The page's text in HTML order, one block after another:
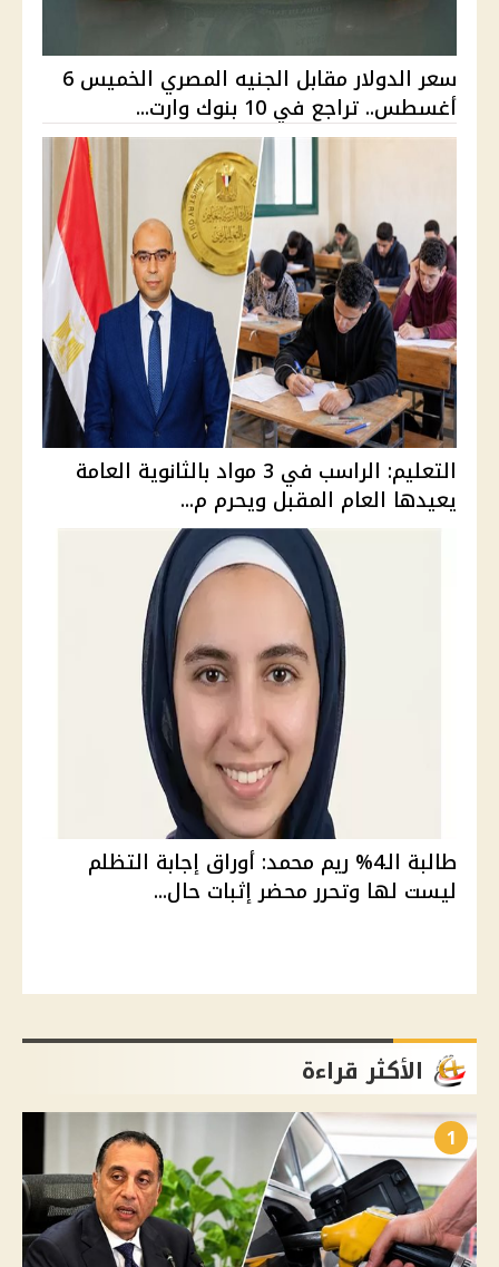
سعر الدولار مقابل الجنيه المصري الخميس 6
أغسطس.. تراجع في 10 بنوك وارت...
التعليم: الراسب في 3 مواد بالثانوية العامة
يعيدها العام المقبل ويحرم م...
طالبة الـ4% ريم محمد: أوراق إجابة التظلم
ليست لها وتحرر محضر إثبات حال...
الأكثر قراءة
1